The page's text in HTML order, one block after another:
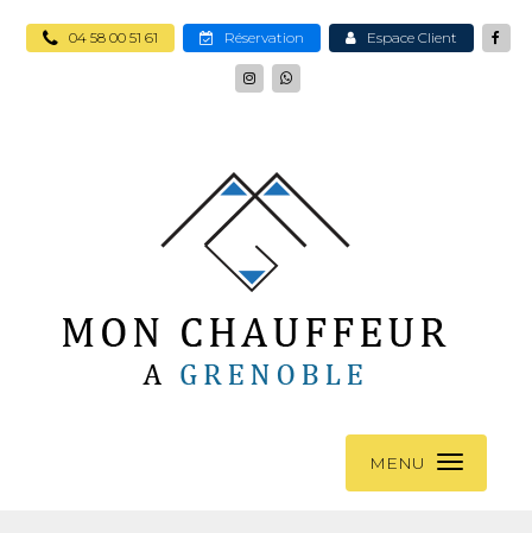
MENU
04 58 00 51 61 Réservation Espace Client